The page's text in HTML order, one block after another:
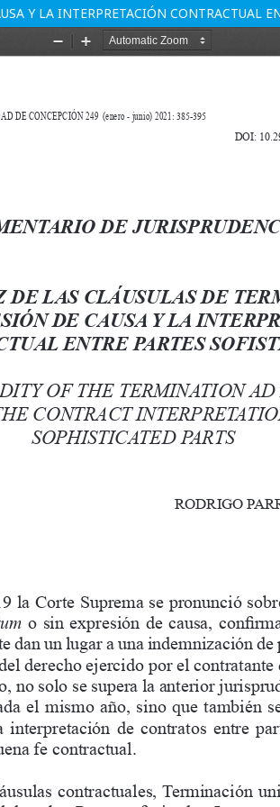
Y LA INTERPRETACIÓN CONTRACTUAL